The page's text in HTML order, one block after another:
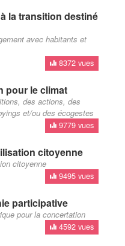
la transition destiné
avec habitants et
8372 vues
pour le climat
des actions, des
et/ou des écogestes
9779 vues
citoyenne
citoyenne
9495 vues
participative
pour la concertation
4592 vues